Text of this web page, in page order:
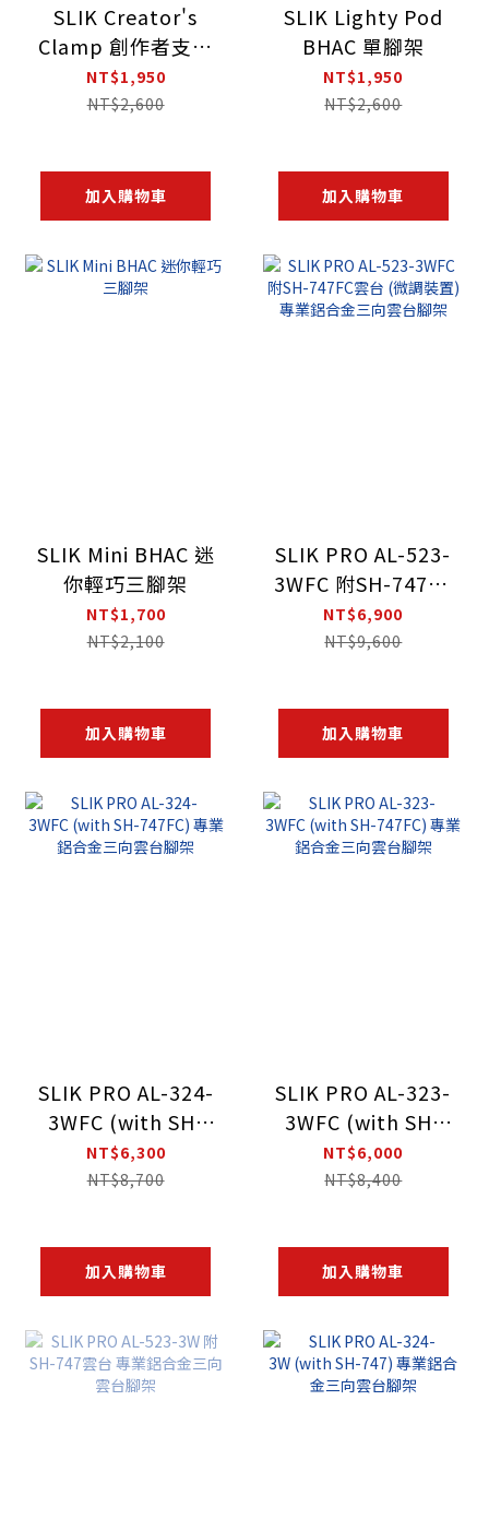
SLIK Creator's
Clamp 創作者支架
夾
NT$1,950
NT$2,600
加入購物車
SLIK Lighty Pod
BHAC 單腳架
NT$1,950
NT$2,600
加入購物車
SLIK Mini BHAC 迷
你輕巧三腳架
NT$1,700
NT$2,100
加入購物車
SLIK PRO AL-523-
3WFC 附SH-747FC
雲台 (微調裝置) 專
業鋁合金三向雲台
NT$6,900
NT$9,600
加入購物車
SLIK PRO AL-324-
3WFC (with SH-
747FC) 專業鋁合金
三向雲台腳架
NT$6,300
NT$8,700
加入購物車
SLIK PRO AL-323-
3WFC (with SH-
747FC) 專業鋁合金
三向雲台腳架
NT$6,000
NT$8,400
加入購物車